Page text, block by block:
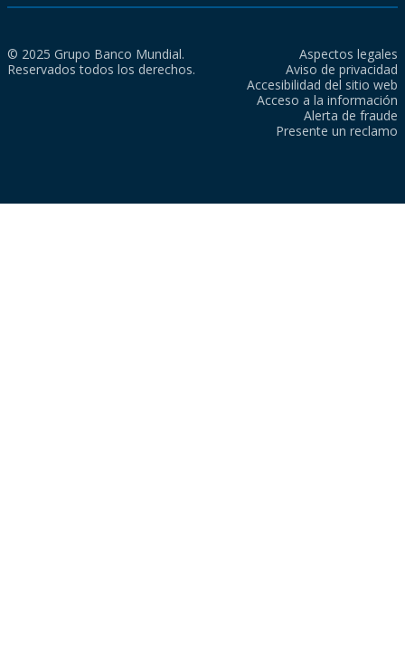
© 2025 Grupo Banco Mundial.
Reservados todos los derechos.
Aspectos legales
Aviso de privacidad
Accesibilidad del sitio web
Acceso a la información
Alerta de fraude
Presente un reclamo